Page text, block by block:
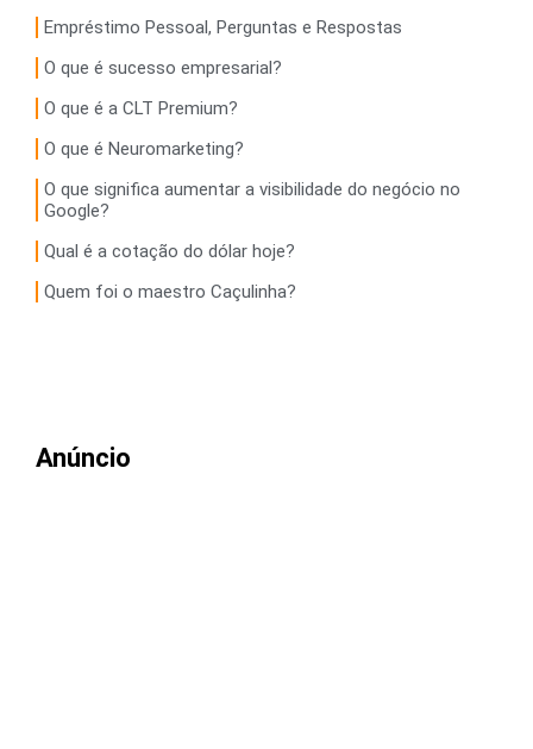
Empréstimo Pessoal, Perguntas e Respostas
O que é sucesso empresarial?
O que é a CLT Premium?
O que é Neuromarketing?
O que significa aumentar a visibilidade do negócio no
Google?
Qual é a cotação do dólar hoje?
Quem foi o maestro Caçulinha?
Anúncio